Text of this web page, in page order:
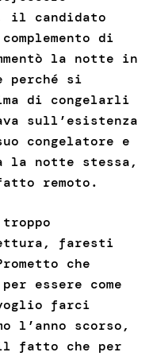
il candidato
di
la notte in
perché si
di congelarli
sull’esistenza
congelatore e
la notte stessa,
remoto.
faresti
che
essere come
farci
l’anno scorso,
fatto che per